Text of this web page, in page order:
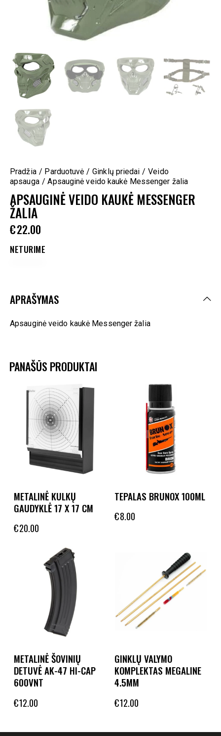
Pradžia Parduotuvė Ginklų priedai
Veido
apsauga
Apsauginė veido kaukė Messenger žalia
APSAUGINĖ VEIDO KAUKĖ MESSENGER
ŽALIA
€22.00
NETURIME
APRAŠYMAS
Apsauginė veido kaukė Messenger žalia
PANAŠŪS PRODUKTAI
METALINĖ KULKŲ
GAUDYKLĖ 17 X 17 CM
€20.00
TEPALAS BRUNOX 100ML
€8.00
METALINĖ ŠOVINIŲ
DETUVĖ AK-47 HI-CAP
600VNT
€12.00
GINKLŲ VALYMO
KOMPLEKTAS MEGALINE
4.5MM
€12.00